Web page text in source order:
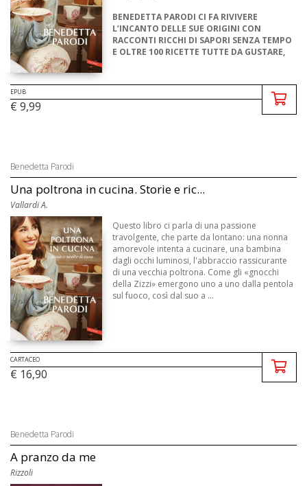
BENEDETTA PARODI CI FA RIVIVERE
L’INCANTO DELLE SUE ORIGINI CON
RACCONTI RICCHI DI SAPORI SENZA TEMPO
E OLTRE 100 RICETTE TUTTE DA GUSTARE,
EPUB
€ 9,99
Benedetta Parodi
Una poltrona in cucina. Storie e ric...
Vallardi A.
Questo libro ci parla di una passione
travolgente, che parte da lontano: una nonna
amorevole intenta a cucinare, una bambina
dagli occhi luminosi, l'abbraccio rassicurante
di una vecchia poltrona. Come gli «gnocchi
della Zizzi» emergono uno a uno dalla pentola
sul fuoco, così dal suo a ...
CARTACEO
€ 16,90
Benedetta Parodi
A pranzo da me
Rizzoli